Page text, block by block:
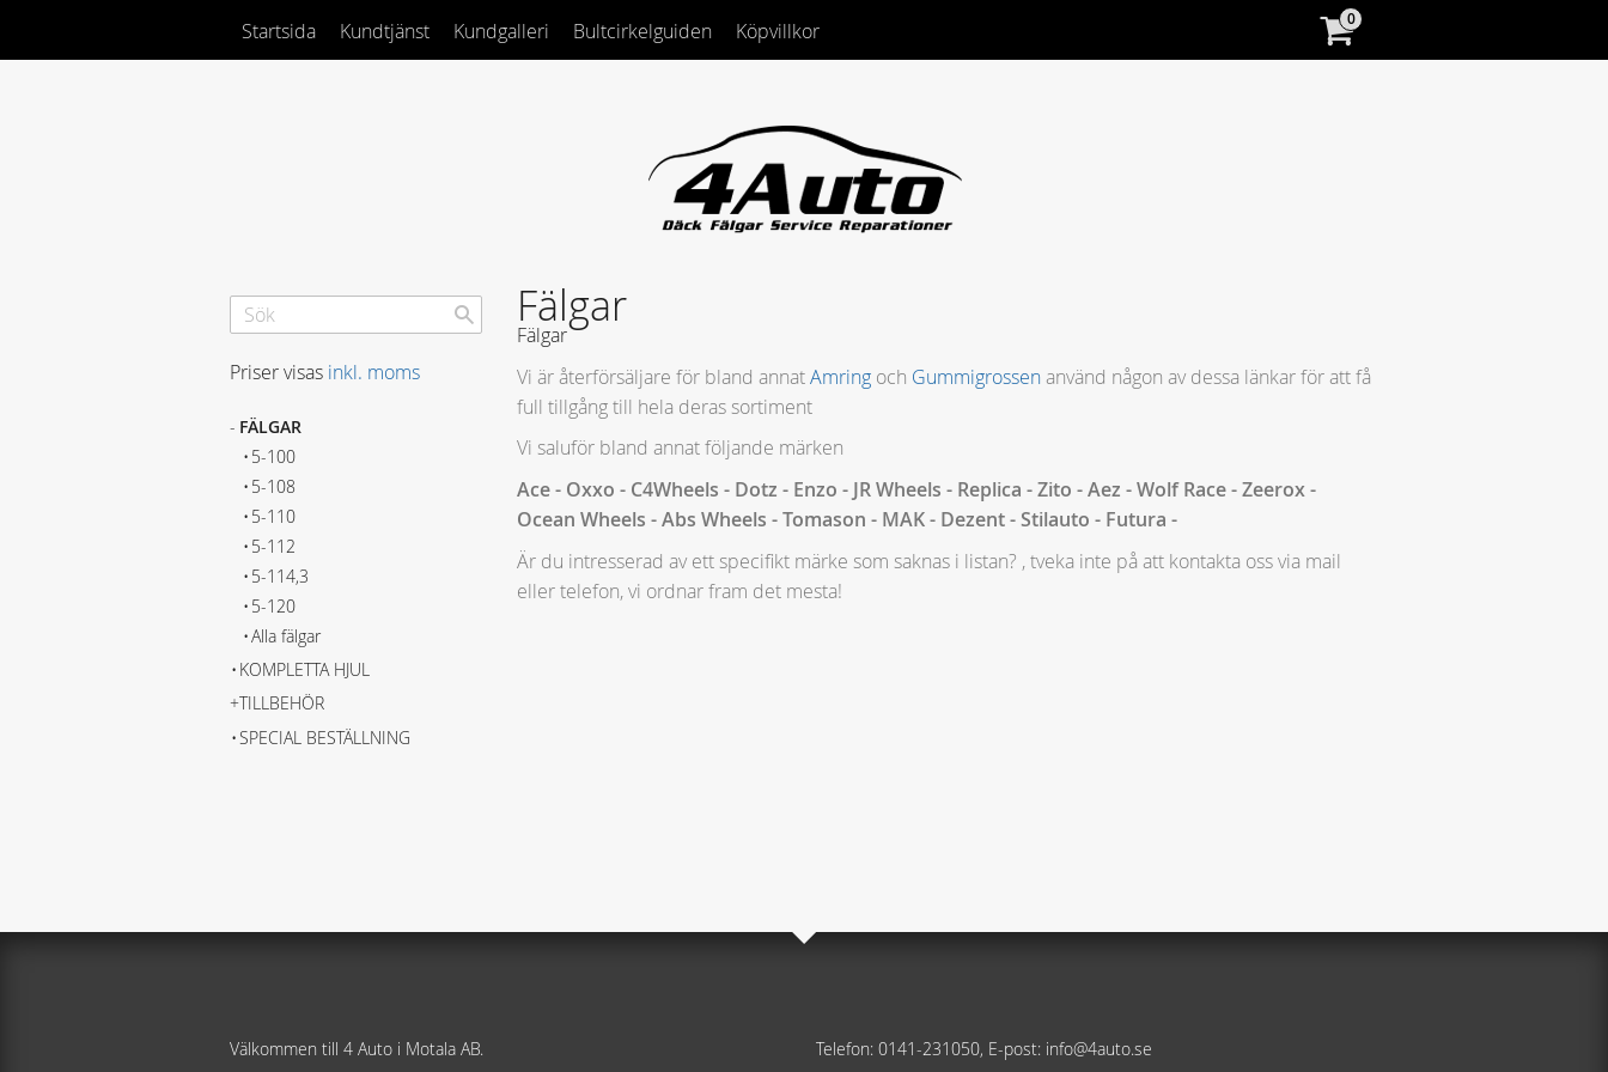
Startsida Kundtjänst Kundgalleri Bultcirkelguiden Köpvillkor
Fälgar
Fälgar
Vi är återförsäljare för bland annatAmring och Gummigrossenanvänd någon av dessa länkar för att få
full tillgång till hela deras sortiment
Vi saluför bland annat följande märken
Ace - Oxxo - C4Wheels - Dotz - Enzo - JR Wheels - Replica - Zito - Aez - Wolf Race - Zeerox -
Ocean Wheels - Abs Wheels - Tomason - MAK - Dezent - Stilauto - Futura -
Är du intresserad av ett specifikt märke som saknas i listan? , tveka inte på att kontakta oss via mail
eller telefon, vi ordnar fram det mesta!
Priser visas inkl. moms
FÄLGAR
5-100
5-108
5-110
5-112
5-114,3
5-120
Alla fälgar
KOMPLETTA HJUL
TILLBEHÖR
SPECIAL BESTÄLLNING
Välkommen till 4 Auto i Motala AB.
Telefon: 0141-231050, E-post: info@4auto.se